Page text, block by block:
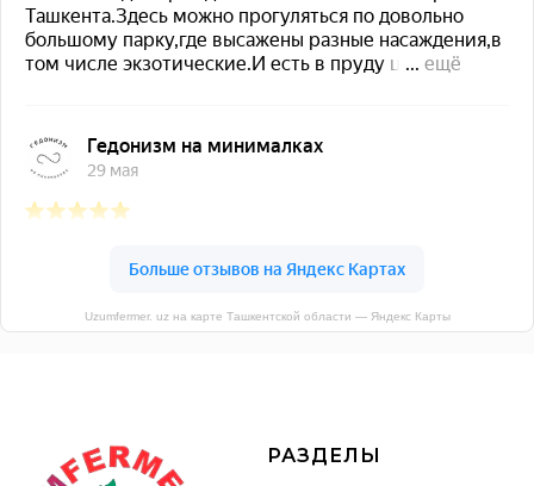
Uzumfermer. uz на карте Ташкентской области — Яндекс Карты
РАЗДЕЛЫ